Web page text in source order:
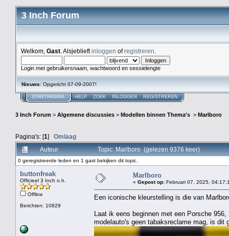
3 Inch Forum
Welkom, Gast . Alsjeblieftinloggen ofregistreren
Login met gebruikersnaam, wachtwoord en sessielengte
Nieuws: Opgericht 07-09-2007!
STARTPAGINA HELP ZOEK INLOGGEN REGISTREREN
3 Inch Forum > Algemene discussies > Modellen binnen Thema's > Marlboro
Pagina's: [1] Omlaag
Auteur
Topic: Marlboro (gelezen 9376 keer)
0 geregistreerde leden en 1 gast bekijken dit topic.
buttonfreak
Officieel 3 Inch o.h.
Offline
Berichten: 10829
Marlboro
« Gepost op: Februari 07, 2025,
Een iconische kleurstelling is die van
Laat ik eens beginnen met een Porsche
modelauto's geen tabaksreclame mag, is dit